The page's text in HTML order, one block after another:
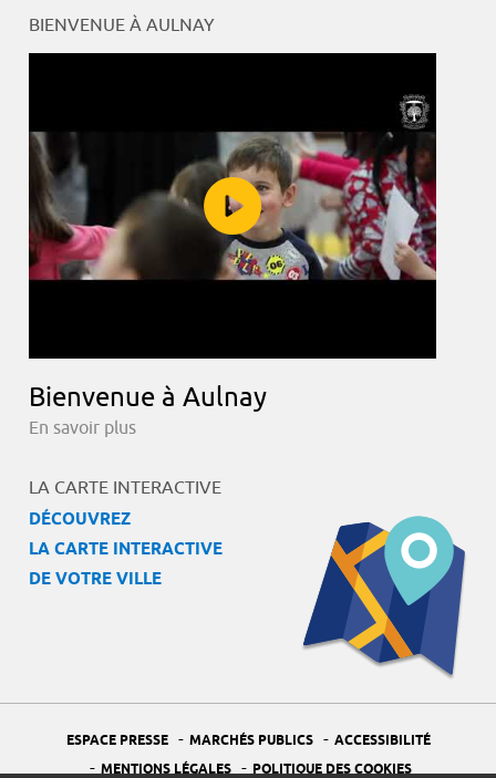
BIENVENUE À AULNAY
Bienvenue à Aulnay
En savoir plus
LA CARTE INTERACTIVE
DÉCOUVREZ
LA CARTE INTERACTIVE
DE VOTRE VILLE
ESPACE PRESSE - MARCHÉS PUBLICS - ACCESSIBILITÉ
- MENTIONS LÉGALES - POLITIQUE DES COOKIES